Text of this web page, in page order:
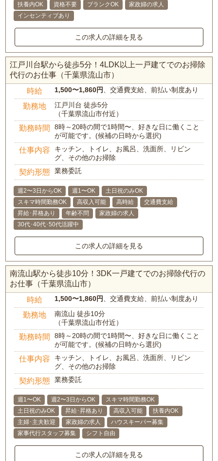
扶養内OK 資格不要 ブランクOK
家政婦の求人
インセンティブあり
この求人の詳細を見る
江戸川台駅から徒歩5分！4LDK以上一戸建てでのお掃除
代行のお仕事（千葉県流山市）
時給 1,500〜1,860円 、交通費支給、前払い制度あり
勤務地
江戸川台 徒歩5分
（千葉県流山市付近）
勤務時間
8時～20時の間で1時間〜、好きな日に働くこと
が可能です。(候補の日時から選択)
仕事内容
キッチン、トイレ、お風呂、洗面所、リビン
グ、その他のお掃除
契約形態 業務委託
週2〜3日からOK 週1〜OK
土日祝のみOK
スキマ時間勤務OK
高収入可能 高時給
交通費支給
昇給･昇格あり
年齢不問
家政婦の求人
30代･40代･50代活躍中
この求人の詳細を見る
南流山駅から徒歩10分！3DK一戸建てでのお掃除代行の
お仕事（千葉県流山市）
時給 1,500〜1,860円 、交通費支給、前払い制度あり
勤務地
南流山 徒歩10分
（千葉県流山市付近）
勤務時間
8時～20時の間で1時間〜、好きな日に働くこと
が可能です。(候補の日時から選択)
仕事内容
キッチン、トイレ、お風呂、洗面所、リビン
グ、その他のお掃除
契約形態 業務委託
週1〜OK 週2〜3日からOK
スキマ時間勤務OK
土日祝のみOK
昇給･昇格あり 高収入可能
扶養内OK
主婦･主夫歓迎
家政婦の求人
ハウスキーパー募集
家事代行スタッフ募集
シフト自由
この求人の詳細を見る